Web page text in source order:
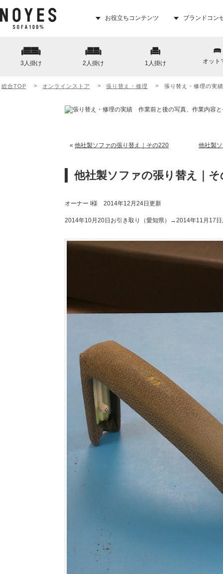
お役立ちコンテンツ ブランドコン
3人掛け 2人掛け 1人掛け オット
総合TOP オンラインストア 張り替え・修理 張り替え・修理の実績
« 他社製ソファの張り替え｜その220 他社製
他社製ソファの張り替え｜そ
オーナー I様 2014年12月24日更新
2014年10月20日お引き取り（愛知県）→2014年11月17日